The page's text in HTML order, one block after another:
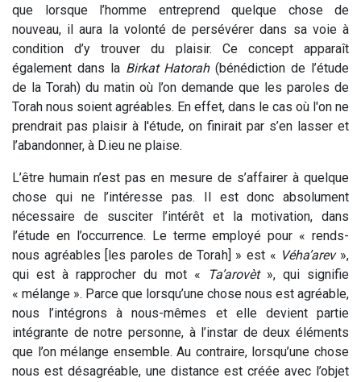
que lorsque l’homme entreprend quelque chose de
nouveau, il aura la volonté de persévérer dans sa voie à
condition d’y trouver du plaisir. Ce concept apparaît
également dans la Birkat Hatorah(bénédiction de l’étude
de la Torah) du matin où l’on demande que les paroles de
Torah nous soient agréables. En effet, dans le cas où l'on ne
prendrait pas plaisir à l'étude, on finirait par s’en lasser et
l’abandonner, à D.ieu ne plaise.
L’être humain n’est pas en mesure de s’affairer à quelque
chose qui ne l’intéresse pas. Il est donc absolument
nécessaire de susciter l’intérêt et la motivation, dans
l’étude en l’occurrence. Le terme employé pour « rends-
nous agréables [les paroles de Torah] » est « Véha’arev»,
qui est à rapprocher du mot «
Ta’arovèt», qui signifie
« mélange ». Parce que lorsqu’une chose nous est agréable,
nous l’intégrons à nous-mêmes et elle devient partie
intégrante de notre personne, à l’instar de deux éléments
que l’on mélange ensemble. Au contraire, lorsqu’une chose
nous est désagréable, une distance est créée avec l’objet